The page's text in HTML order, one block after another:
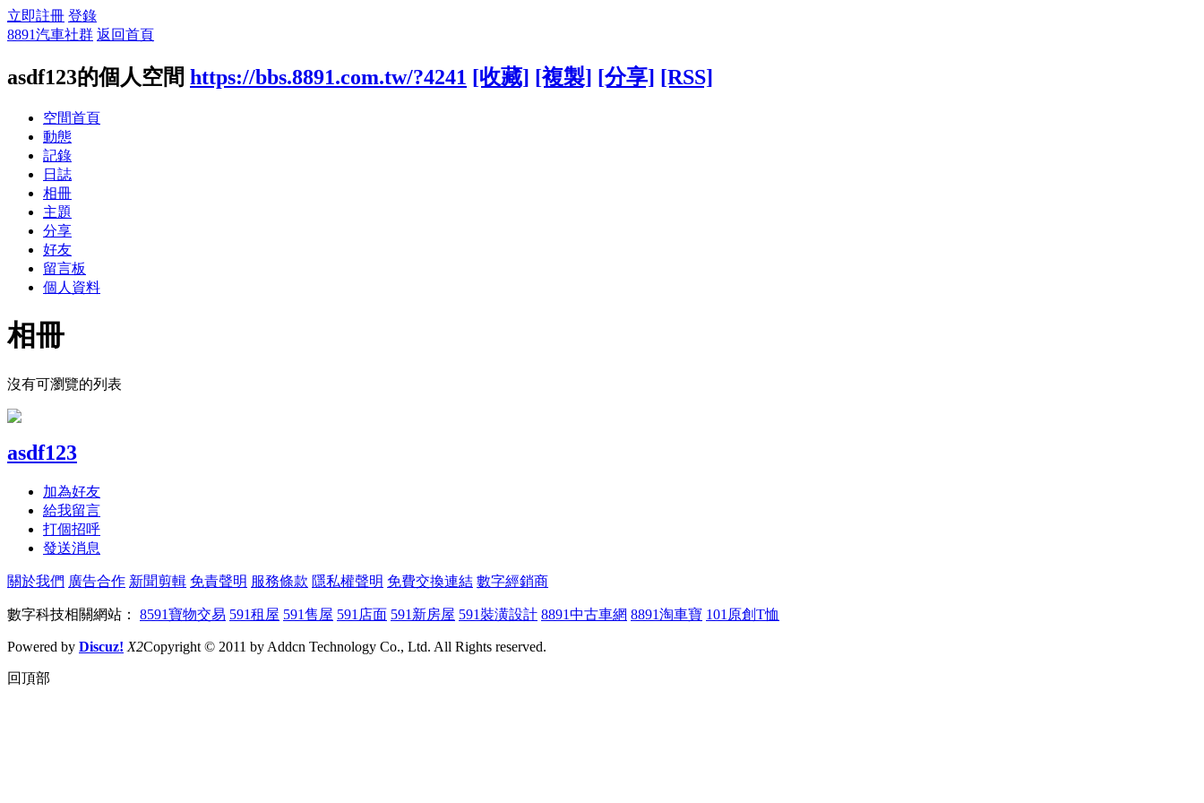
立即註冊 登錄
8891汽車社群 返回首頁
asdf123的個人空間 https://bbs.8891.com.tw/?4241 [收藏] [複製] [分享] [RSS]
空間首頁
動態
記錄
日誌
相冊
主題
分享
好友
留言板
個人資料
相冊
沒有可瀏覽的列表
asdf123
加為好友
給我留言
打個招呼
發送消息
關於我們 廣告合作 新聞剪輯 免責聲明 服務條款 隱私權聲明 免費交換連結 數字經銷商
數字科技相關網站： 8591寶物交易 591租屋 591售屋 591店面 591新房屋 591裝潢設計 8891中古車網 8891淘車寶 101原創T恤
Powered by Discuz! X2Copyright © 2011 by Addcn Technology Co., Ltd. All Rights reserved.
回頂部